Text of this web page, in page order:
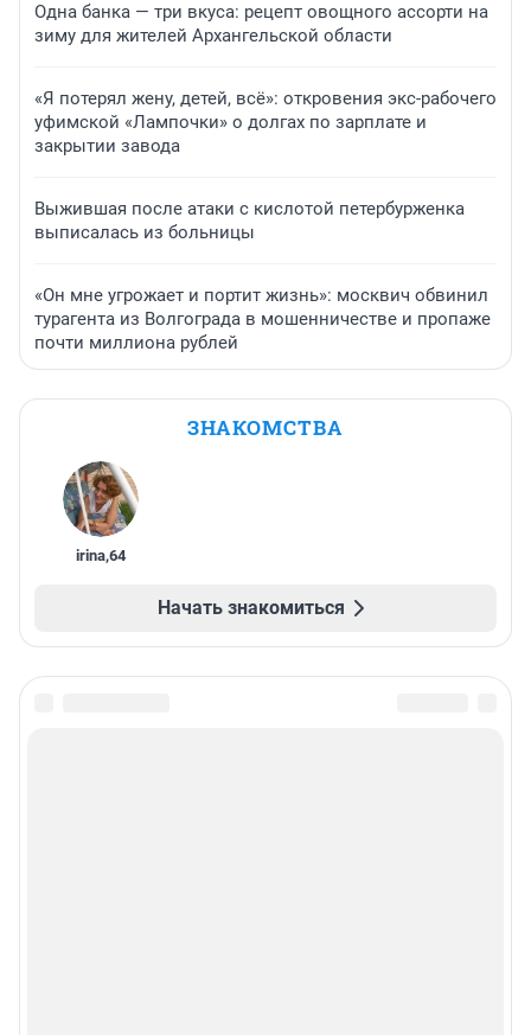
Одна банка — три вкуса: рецепт овощного ассорти на
зиму для жителей Архангельской области
«Я потерял жену, детей, всё»: откровения экс-рабочего
уфимской «Лампочки» о долгах по зарплате и
закрытии завода
Выжившая после атаки с кислотой петербурженка
выписалась из больницы
«Он мне угрожает и портит жизнь»: москвич обвинил
турагента из Волгограда в мошенничестве и пропаже
почти миллиона рублей
ЗНАКОМСТВА
irina,64
Начать знакомиться